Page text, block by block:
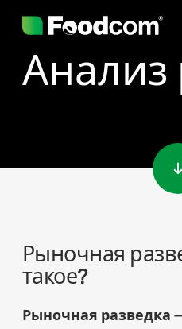
Рыночная
такое?
Рыночная разведка